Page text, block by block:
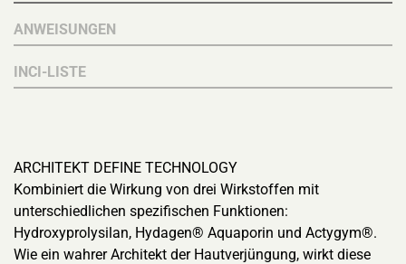
ANWEISUNGEN
INCI-LISTE
ARCHITEKT DEFINE TECHNOLOGY
Kombiniert die Wirkung von drei Wirkstoffen mit
unterschiedlichen spezifischen Funktionen:
Hydroxyprolysilan, Hydagen® Aquaporin und Actygym®.
Wie ein wahrer Architekt der Hautverjüngung, wirkt diese